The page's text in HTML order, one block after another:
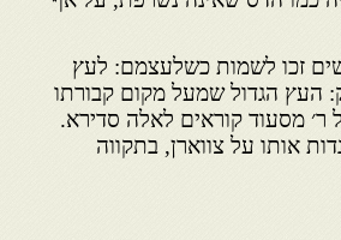
זכו לשמות כשלעצמם: לעץ
העץ הגדול שמעל מקום קבורתו
מסעוד קוראים לאלה סדירא.
אותו על צווארן, בתקווה